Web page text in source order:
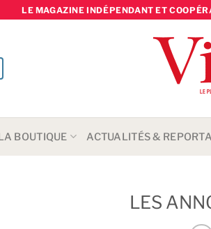
LE MAGAZINE INDÉPENDANT ET
BOUTIQUE ACTUALITÉS &
LES